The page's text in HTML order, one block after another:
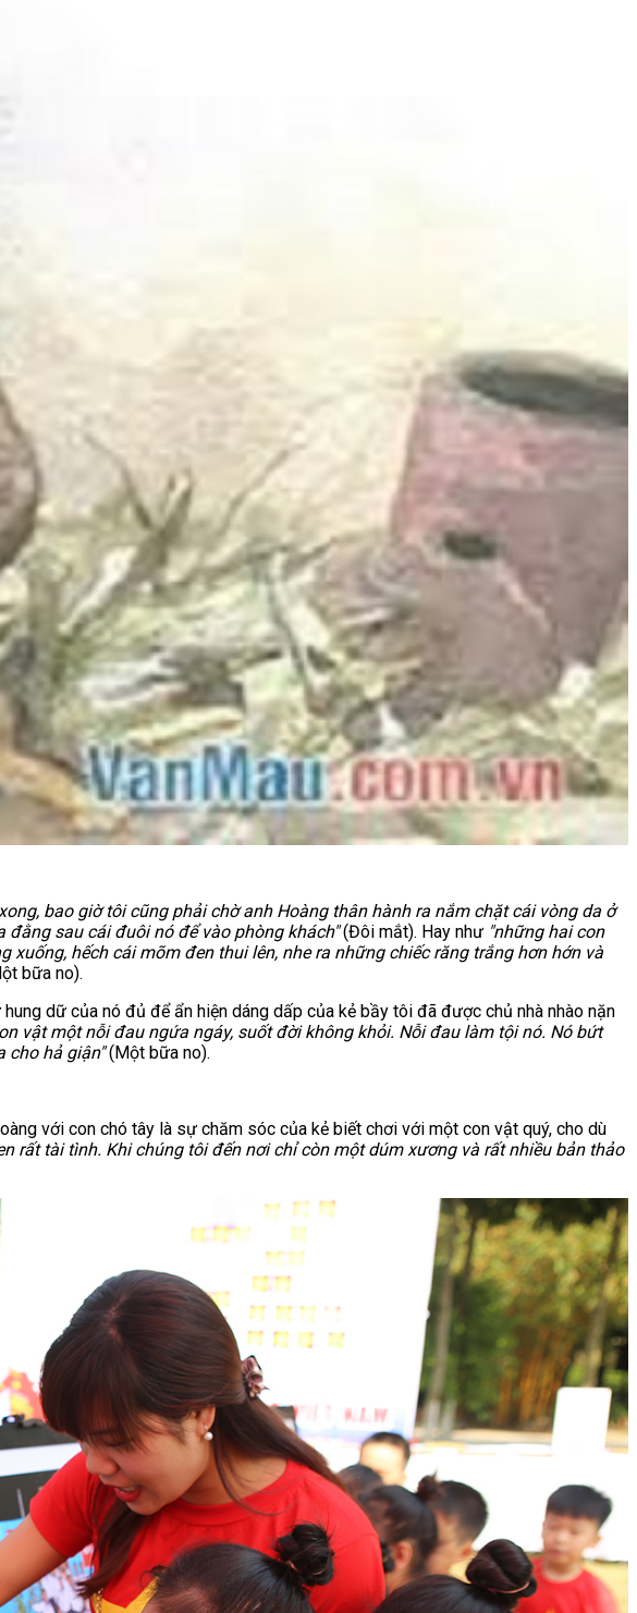
bao giờ tôi cũng phải chờ anh Hoàng thân hành ra nắm chặt cái vòng da ở
sau cái đuôi nó để vào phòng khách"(Đôi mắt). Hay như "những hai con
xuống, hếch cái mõm đen thui lên, nhe ra những chiếc răng trắng hơn hớn và
bữa no).
dữ của nó đủ để ẩn hiện dáng dấp của kẻ bầy tôi đã được chủ nhà nhào nặn
vật một nỗi đau ngứa ngáy, suốt đời không khỏi. Nỗi đau làm tội nó. Nó bứt
cho hả giận"(Một bữa no).
với con chó tây là sự chăm sóc của kẻ biết chơi với một con vật quý, cho dù
rất tài tình. Khi chúng tôi đến nơi chỉ còn một dúm xương và rất nhiều bản thảo